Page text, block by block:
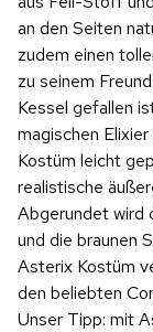
an den Seiten
zudem einen
zu seinem
Kessel gefallen
magischen
Kostüm leicht
realistische
Abgerundet wird
und die braunen
Asterix Kostüm
den beliebten
Unser Tipp: mit